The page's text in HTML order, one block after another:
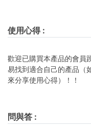
使用心得:
歡迎已購買本產品的會員
易找到適合自己的產品（
來分享使用心得）！！
問與答 :